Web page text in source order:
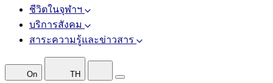
ชีวิตในจุฬาฯ
บริการสังคม
สาระความรู้และข่าวสาร
On TH